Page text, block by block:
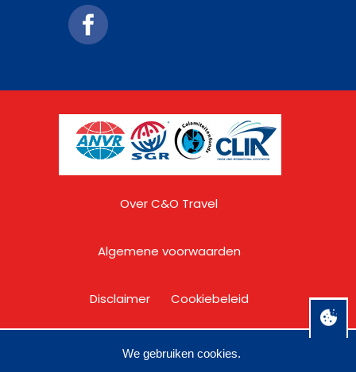
Over C&O Travel
Algemene voorwaarden
Disclaimer Cookiebeleid
Privacy
We gebruiken cookies.